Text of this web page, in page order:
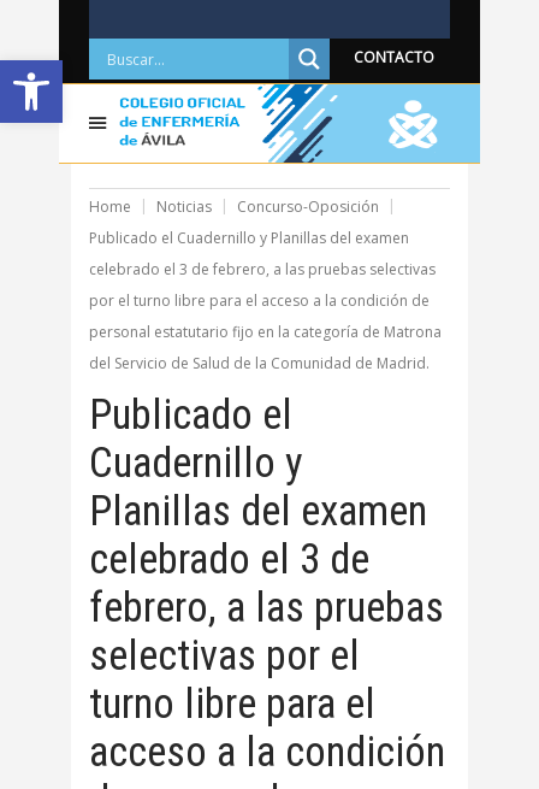
Abrir barra de herramientas CONTACTO
Home Noticias
Concurso-Oposición
Publicado el Cuadernillo y Planillas del examen
celebrado el 3 de febrero, a las pruebas selectivas
por el turno libre para el acceso a la condición de
personal estatutario fijo en la categoría de Matrona
del Servicio de Salud de la Comunidad de Madrid.
Publicado el
Cuadernillo y
Planillas del examen
celebrado el 3 de
febrero, a las pruebas
selectivas por el
turno libre para el
acceso a la condición